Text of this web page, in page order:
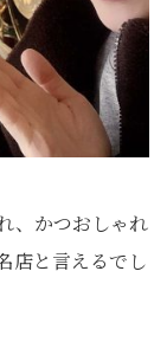
、かつおしゃれ
店と言えるでし